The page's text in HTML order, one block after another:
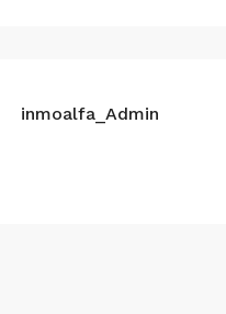
inmoalfa_Admin